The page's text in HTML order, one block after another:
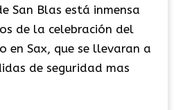
San Blas está inmensa
de la celebración del
en Sax, que se llevaran a
de seguridad mas